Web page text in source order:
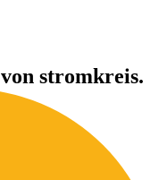
von stromkreis.